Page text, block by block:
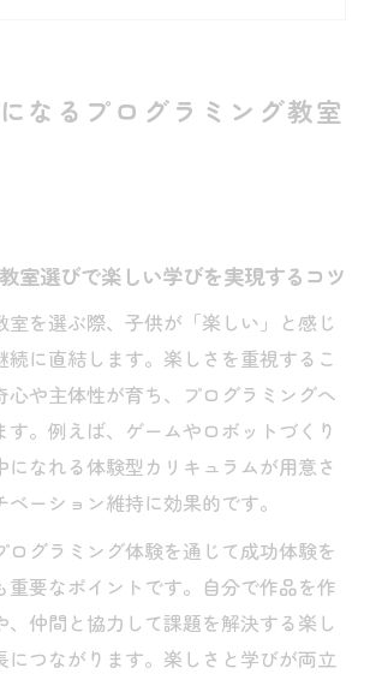
プログラミング教室選びで注目す
伸びる神戸のプログラミング教室
気のプログラミング教室が楽しい
ミング教室の楽しいカリキュラム
造力を伸ばすプログラミング教室
ミング教室が神戸で注目されるポ
びが叶うプログラミング教室の実
なるプログラミング教室
室選びで楽しい学びを実現するコツ
室を選ぶ際、子供が「楽しい」と感じ
続に直結します。楽しさを重視するこ
心や主体性が育ち、プログラミングへ
す。例えば、ゲームやロボットづくり
になれる体験型カリキュラムが用意さ
ーション維持に効果的です。
ログラミング体験を通じて成功体験を
重要なポイントです。自分で作品を作
、仲間と協力して課題を解決する楽し
につながります。楽しさと学びが両立